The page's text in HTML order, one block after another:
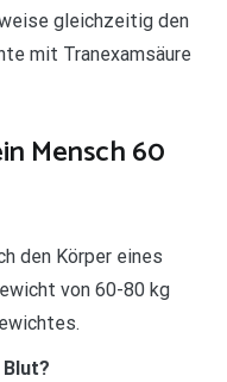
gleichzeitig den
mit Tranexamsäure
Mensch 60
den Körper eines
von 60-80 kg